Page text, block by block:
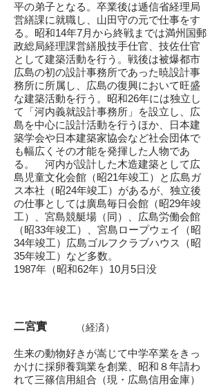
平の弟子となる。卒業後は逓信省経理局
営繕課に就職し、山田守の元で仕事をす
る。 昭和14年7月から終戦までは満州国郵
政総局経理課営繕股技手仕官、技佐仕官
として建築活動を行う。戦後は被爆都市
広島の初の設計事務所であった暁設計事
務所に所属し、広島の復興において旺盛
な建築活動を行う。 昭和26年には独立し
て「河内義就設計事務所」を設立し、広
島を中心に設計活動を行う ほか、日本建
築学会や日本建築家協会など社会団体で
も幅広くその才能を発揮した人物であ
る。 河内が設計した木造建築として広
島児童文化会館（昭21年竣工）と広島ガ
ス本社（昭24年竣工）があるが、独立後
の仕事としては廣島毎日会館（昭29年竣
工）、 宮島競艇場（同）、広島労働会館
（昭33年竣工）、宮島ロープウェイ（昭
34年竣工） 広島ゴルフクラブハウス（昭
35年竣工）な​ど多数。
1987年（昭和62年）10月5日没
二宮實 （経済）
​生来の動物好きが嵩じて中学卒業をきっ
かけに採卵養鶏業を創業、昭和８年請わ
れて三篠信用組合（現・広島信用金庫）